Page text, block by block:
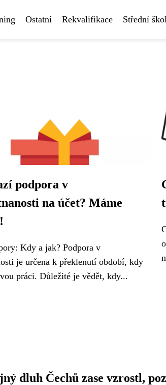
Ostatní Rekvalifikace Střední
podpora v
na účet? Máme
Kdy a jak? Podpora v
je určena k překlenutí období, kdy
práci. Důležité je vědět, kdy...
dluh Čechů zase vzrostl,